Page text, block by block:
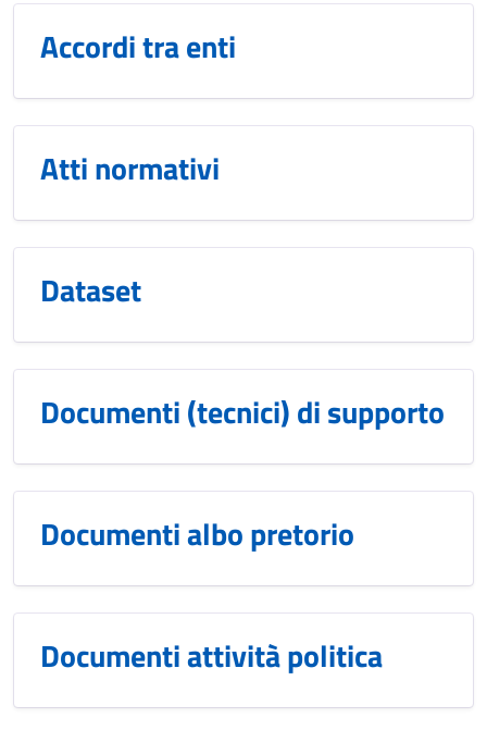
Accordi tra enti
Atti normativi
Dataset
Documenti (tecnici) di supporto
Documenti albo pretorio
Documenti attività politica